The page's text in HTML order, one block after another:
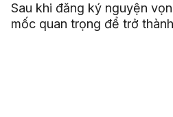
Sau khi đăng ký nguyện
mốc quan trọng để trở